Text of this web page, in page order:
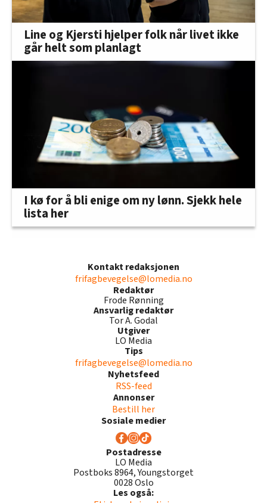
Line og Kjersti hjelper folk når livet ikke
går helt som planlagt
I kø for å bli enige om ny lønn. Sjekk hele
lista her
Kontakt redaksjonen
frifagbevegelse@lomedia.no
Redaktør
Frode Rønning
Ansvarlig redaktør
Tor A. Godal
Utgiver
LO Media
Tips
frifagbevegelse@lomedia.no
Nyhetsfeed
RSS-feed
Annonser
Bestill her
Sosiale medier
Postadresse
LO Media
Postboks 8964, Youngstorget
0028 Oslo
Les også: